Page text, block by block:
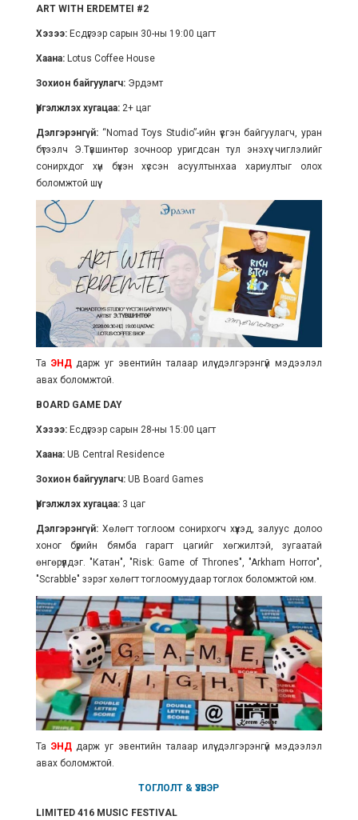
ART WITH ERDEMTEI #2
Хэзээ: Есдүгээр сарын 30-ны 19:00 цагт
Хаана:Lotus Coffee House
Зохион байгуулагч:Эрдэмт
Үргэлжлэх хугацаа:2+ цаг
Дэлгэрэнгүй:“Nomad Toys Studio”-ийн үүсгэн байгуулагч, уран
бүтээлч Э.Түвшинтөр зочноор уригдсан тул энэхүү чиглэлийг
сонирхдог хүн бүхэн хүссэн асуултынхаа хариултыг олох
боломжтой шүү.
Та ЭНДдарж уг эвентийн талаар илүү дэлгэрэнгүй мэдээлэл
авах боломжтой.
BOARD GAME DAY
Хэзээ:Есдүгээр сарын 28-ны 15:00 цагт
Хаана:UB Central Residence
Зохион байгуулагч: UB Board Games
Үргэлжлэх хугацаа: 3 цаг
Дэлгэрэнгүй:Хөлөгт тоглоом сонирхогч хүүхэд, залуус долоо
хоног бүрийн бямба гарагт цагийг хөгжилтэй, зугаатай
өнгөрүүлдэг. "Катан", "Risk: Game of Thrones", "Arkham Horror",
"Scrabble" зэрэг хөлөгт тоглоомуудаар тоглох боломжтой юм.
Та ЭНДдарж уг эвентийн талаар илүү дэлгэрэнгүй мэдээлэл
авах боломжтой.
ТОГЛОЛТ & ҮЗВЭР
LIMITED 416 MUSIC FESTIVAL